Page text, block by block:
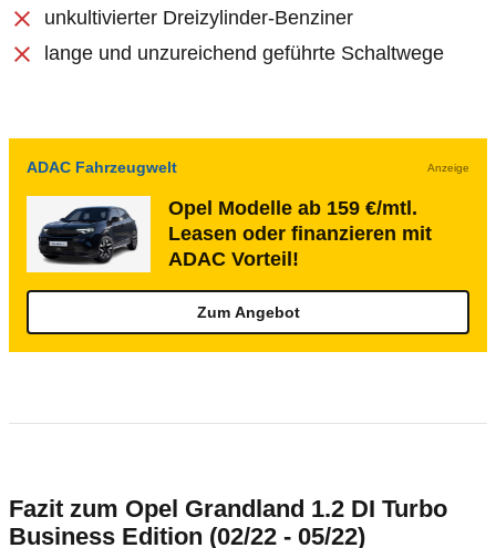
unkultivierter Dreizylinder-Benziner
lange und unzureichend geführte Schaltwege
ADAC Fahrzeugwelt Anzeige
Opel Modelle ab 159 €/mtl.
Leasen oder finanzieren mit
ADAC Vorteil!
Zum Angebot
Fazit zum Opel Grandland 1.2 DI Turbo
Business Edition (02/22 - 05/22)